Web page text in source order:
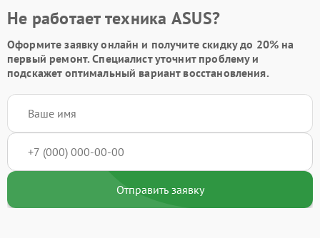
Не работает техника ASUS?
Оформите заявку онлайн и получитескидку до 20% на
первый ремонт. Специалист уточнит проблему и
подскажет оптимальный вариант восстановления.
Отправить заявку